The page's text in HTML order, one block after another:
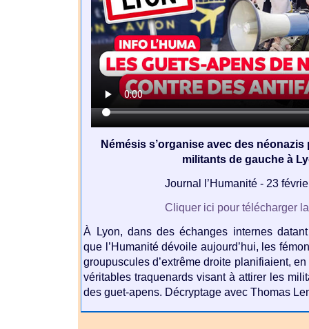
Némésis s’organise avec des
militants de gauche à
Journal l’Humanité - 23
Cliquer ici pour télécharger
À Lyon, dans des échanges internes
que l’Humanité dévoile aujourd’hui, les
groupuscules d’extrême droite planifiaient,
véritables traquenards visant à attirer les
des guet-apens. Décryptage avec Thomas